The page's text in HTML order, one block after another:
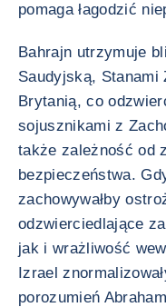
pomaga łagodzić
Bahrajn utrzymuje
Saudyjską,
Brytanią, co
sojusznikami z
także zależność od
bezpieczeństwa.
zachowywałby
odzwierciedlające
jak i wrażliwość
Izrael
porozumień